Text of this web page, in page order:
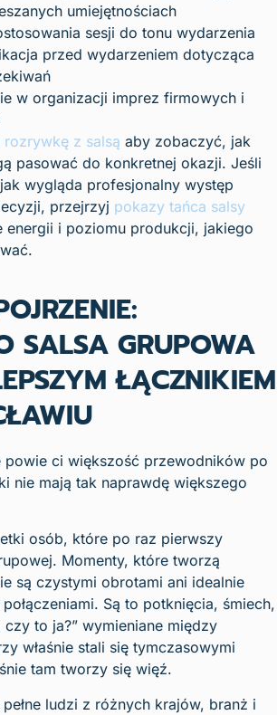
umiejętnościach
sesji do tonu wydarzenia
przed wydarzeniem dotycząca
w organizacji imprez firmowych i
rozrywkę z salsą aby zobaczyć, jak
pasować do konkretnej okazji. Jeśli
wygląda profesjonalny występ
przejrzyj pokazy tańca salsy
energii i poziomu produkcji, jakiego
SALSA GRUPOWA
ŁĄCZNIKIEM
powie ci większość przewodników po
nie mają tak naprawdę większego
osób, które po raz pierwszy
Momenty, które tworzą
są czystymi obrotami ani idealnie
Są to potknięcia, śmiech,
czy to ja?” wymieniane między
właśnie stali się tymczasowymi
tam tworzy się więź.
ludzi z różnych krajów, branż i